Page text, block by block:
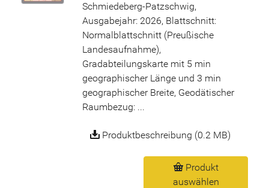
Schmiedeberg-Patzschwig,
Ausgabejahr: 2026, Blattschnitt:
Normalblattschnitt (Preußische
Landesaufnahme),
Gradabteilungskarte mit 5 min
geographischer Länge und 3 min
geographischer Breite, Geodätischer
Raumbezug: ...
Produktbeschreibung (0.2 MB)
Produkt
auswählen